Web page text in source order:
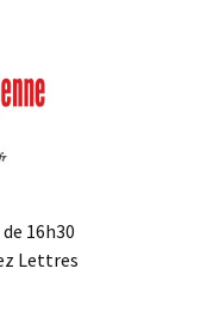
16h30
Lettres